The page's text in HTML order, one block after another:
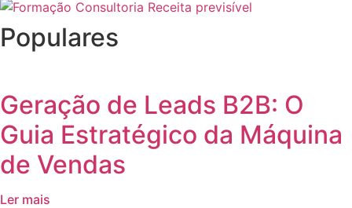
Populares
Geração de Leads B2B: O
Guia Estratégico da Máquina
de Vendas
Ler mais